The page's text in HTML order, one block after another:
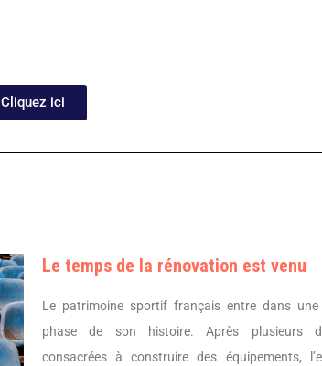
Cliquez ici
Le temps de la rénovation est venu
Le patrimoine sportif français entre dans une
phase de son histoire. Après plusieurs
consacrées à construire des équipements,